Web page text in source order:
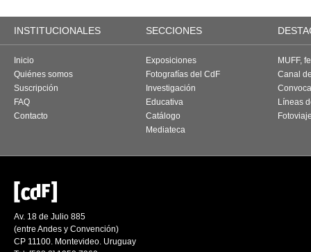
INSTITUCIONALES SECCIONES
Inicio
Quiénes somos
Suscripción
FAQ
Contacto
Exposiciones
Fotografías del CdF
Investigación
Educativa
Catálogo
Mediateca
MUFF,
Canal
Líneas
Av. 18 de Julio 885
(entre Andes y Convención)
CP 11100. Montevideo. Uruguay